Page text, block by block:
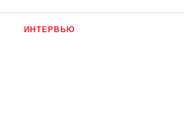
ИНТЕРВЬЮ